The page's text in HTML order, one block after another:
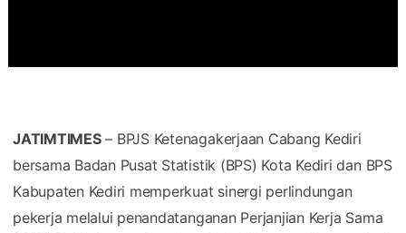
JATIMTIMES– BPJS Ketenagakerjaan Cabang Kediri
bersama Badan Pusat Statistik (BPS) Kota Kediri dan BPS
Kabupaten Kediri memperkuat sinergi perlindungan
pekerja melalui penandatanganan Perjanjian Kerja Sama